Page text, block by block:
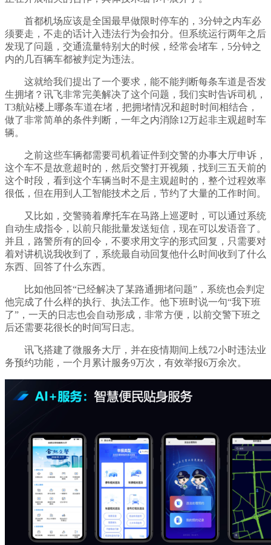
首都机场应该是全国最早做限时停车的，3分钟之内车必
须要走，不走的话计入违法行为会扣分。但系统运行两年之后
发现了问题，交通流量特别大的时候，经常会堵车，5分钟之
内的几百辆车都被判定为违法。
这就给我们提出了一个要求，能不能判断每条车道是否发
生拥堵？讯飞非常完美解决了这个问题，我们实时告诉司机，
T3航站楼上哪条车道在堵，把拥堵情况和超时时间相结合，
做了非常简单的条件判断，一年之内消除12万起非主观超时车
辆。
之前这些车辆都需要司机着证件到交警的办事大厅申诉，
这个车不是故意超时的，然后交警打开视频，找到三五天前的
这个时段，看到这个车辆当时不是主观超时的，整个过程效率
很低，但在用到人工智能技术之后，节约了大量的工作时间。
又比如，交警骑着摩托车在马路上巡逻时，可以通过系统
自动生成指令，以前只能批量发送短信，现在可以发语音了。
并且，路警所有的回令，不要求用文字的形式回复，只需要对
着对讲机说我收到了，系统最自动回复他什么时间收到了什么
东西、回答了什么东西。
比如他回答“已经解决了某路通拥堵问题”，系统也会判定
他完成了什么样的执行、执法工作。他下班时说一句“我下班
了”，一天的日志也会自动形成，非常方便，以前交警下班之
后还需要花很长的时间写日志。
讯飞搭建了微服务大厅，并在疫情期间上线72小时违法业
务预约功能，一个月累计服务9万次，有效举报6万余次。